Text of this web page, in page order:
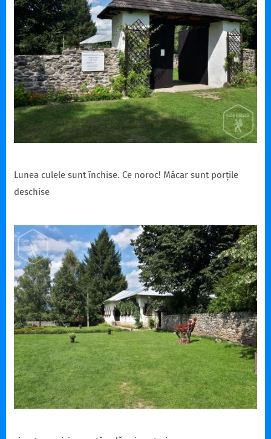
Lunea culele sunt închise. Ce noroc! Măcar sunt porțile
deschise